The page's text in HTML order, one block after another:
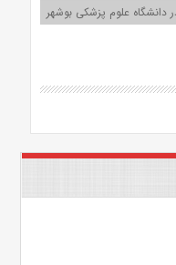
دانشگاه علوم پزشکی بوشهر